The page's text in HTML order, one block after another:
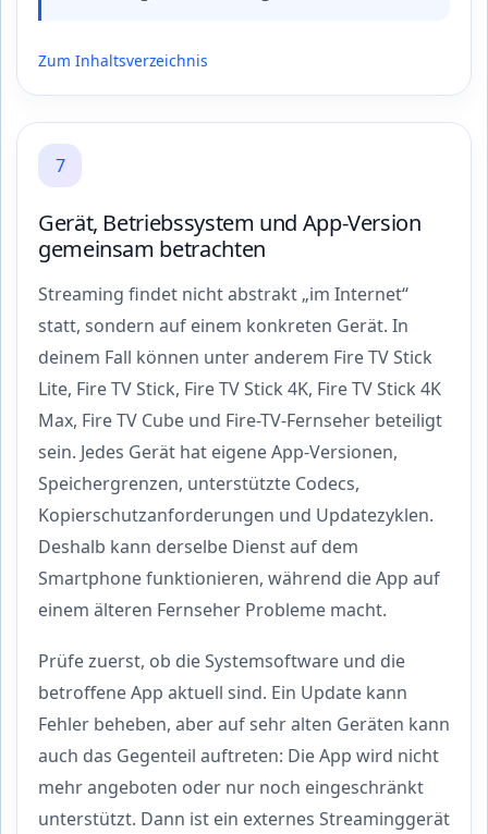
Zum Inhaltsverzeichnis
7
Gerät, Betriebssystem und App-Version
gemeinsam betrachten
Streaming findet nicht abstrakt „im Internet“
statt, sondern auf einem konkreten Gerät. In
deinem Fall können unter anderem Fire TV Stick
Lite, Fire TV Stick, Fire TV Stick 4K, Fire TV Stick 4K
Max, Fire TV Cube und Fire-TV-Fernseher beteiligt
sein. Jedes Gerät hat eigene App-Versionen,
Speichergrenzen, unterstützte Codecs,
Kopierschutzanforderungen und Updatezyklen.
Deshalb kann derselbe Dienst auf dem
Smartphone funktionieren, während die App auf
einem älteren Fernseher Probleme macht.
Prüfe zuerst, ob die Systemsoftware und die
betroffene App aktuell sind. Ein Update kann
Fehler beheben, aber auf sehr alten Geräten kann
auch das Gegenteil auftreten: Die App wird nicht
mehr angeboten oder nur noch eingeschränkt
unterstützt. Dann ist ein externes Streaminggerät